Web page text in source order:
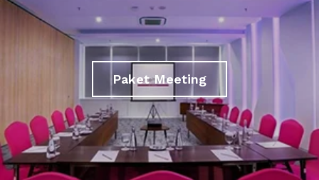
Paket Meeting